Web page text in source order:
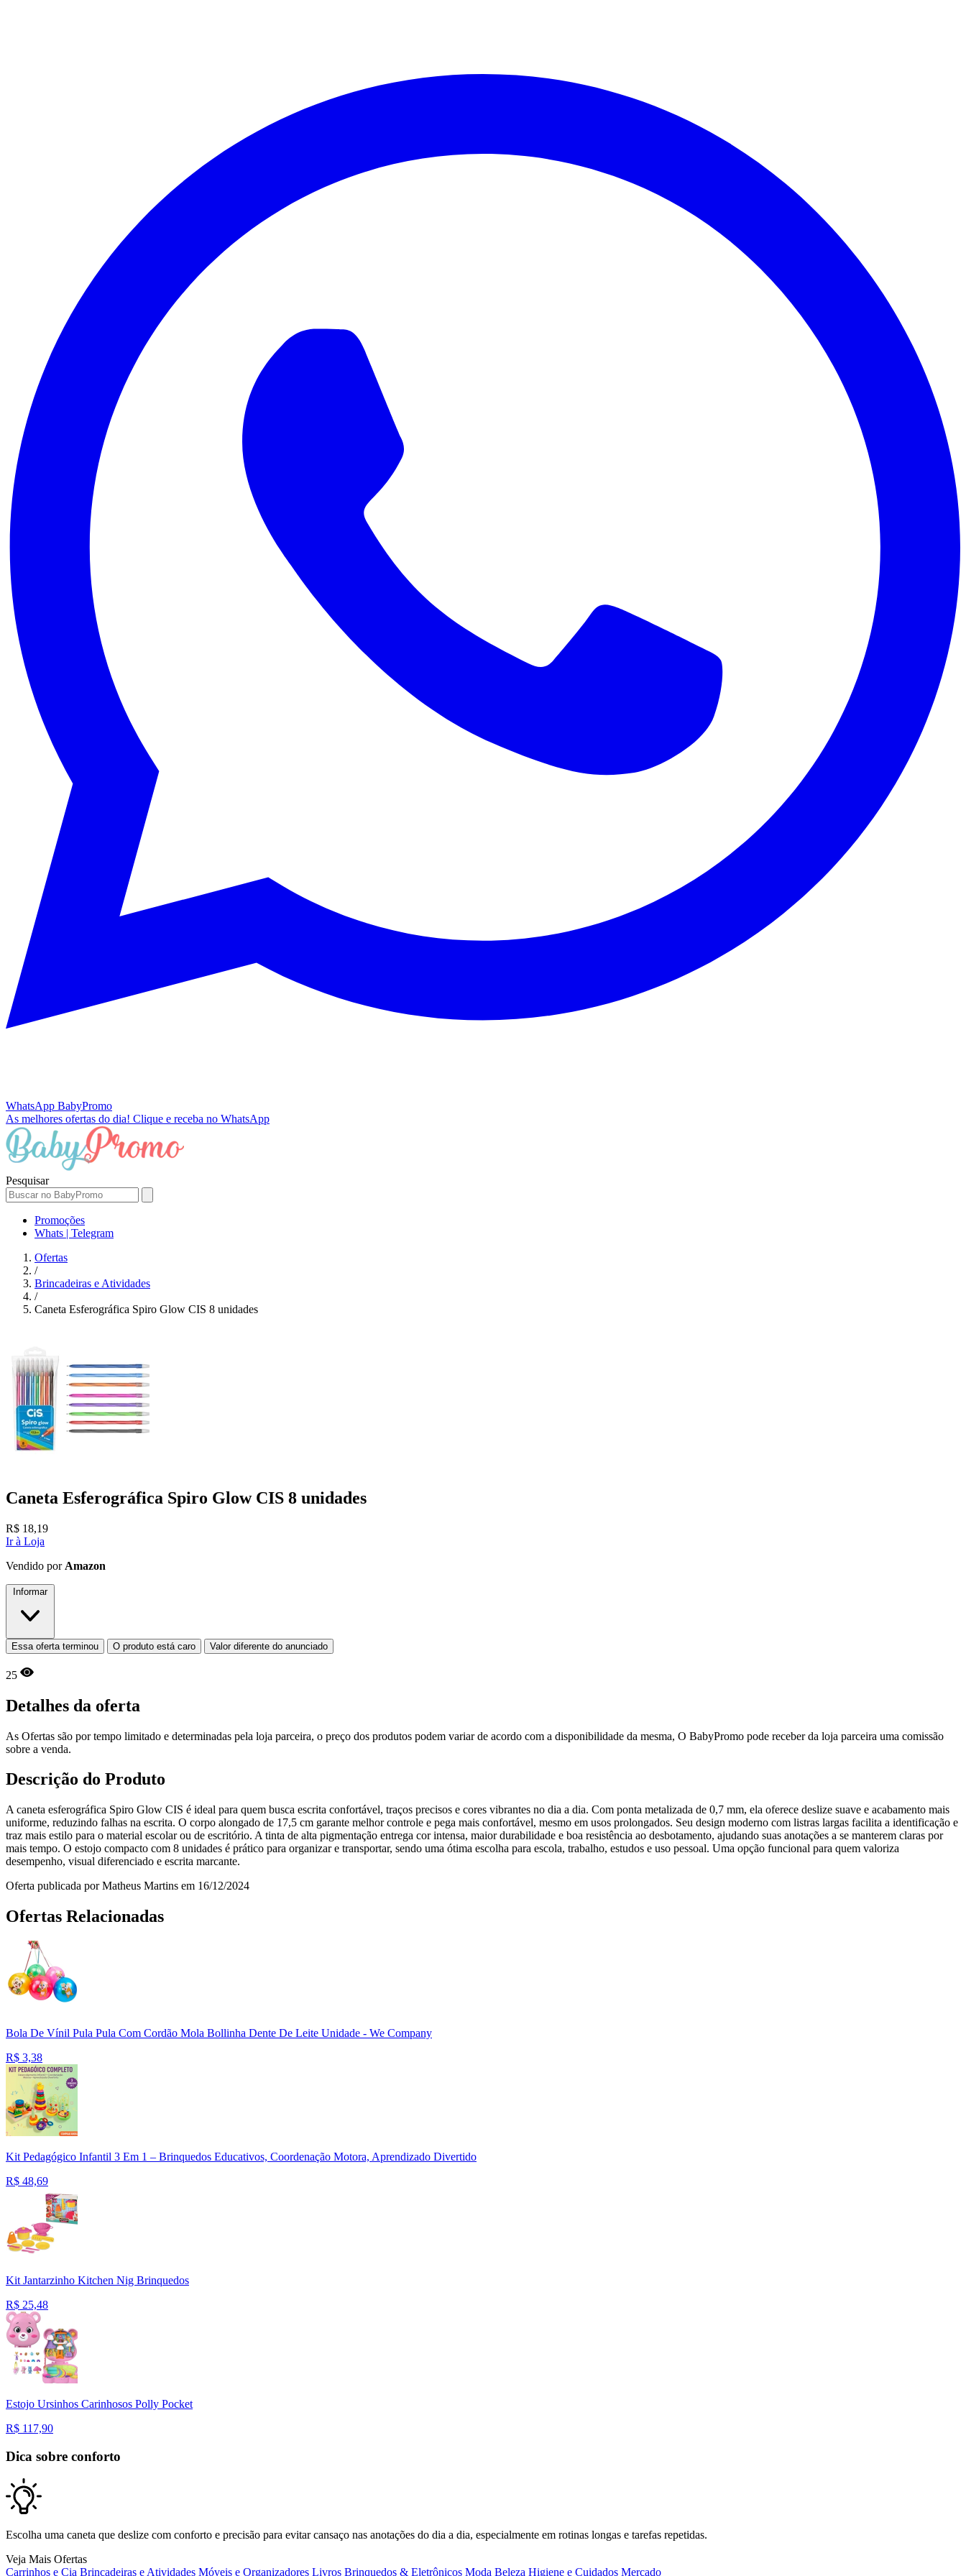
WhatsApp BabyPromo
As melhores ofertas do dia! Clique e receba no WhatsApp
Pesquisar
Promoções
Whats | Telegram
Ofertas
/
Brincadeiras e Atividades
/
Caneta Esferográfica Spiro Glow CIS 8 unidades
Caneta Esferográfica Spiro Glow CIS 8 unidades
R$ 18,19
Ir à Loja
Vendido por Amazon
Informar
Essa oferta terminou O produto está caro Valor diferente do anunciado
25
Detalhes da oferta
As Ofertas são por tempo limitado e determinadas pela loja parceira, o preço dos produtos podem variar de acordo com a disponibilidade da mesma, O BabyPromo pode receber da loja parceira uma comissão
sobre a venda.
Descrição do Produto
A caneta esferográfica Spiro Glow CIS é ideal para quem busca escrita confortável, traços precisos e cores vibrantes no dia a dia. Com ponta metalizada de 0,7 mm, ela oferece deslize suave e acabamento mais
uniforme, reduzindo falhas na escrita. O corpo alongado de 17,5 cm garante melhor controle e pega mais confortável, mesmo em usos prolongados. Seu design moderno com listras largas facilita a identificação e
traz mais estilo para o material escolar ou de escritório. A tinta de alta pigmentação entrega cor intensa, maior durabilidade e boa resistência ao desbotamento, ajudando suas anotações a se manterem claras por
mais tempo. O estojo compacto com 8 unidades é prático para organizar e transportar, sendo uma ótima escolha para escola, trabalho, estudos e uso pessoal. Uma opção funcional para quem valoriza
desempenho, visual diferenciado e escrita marcante.
Oferta publicada por Matheus Martins em 16/12/2024
Ofertas Relacionadas
Bola De Vínil Pula Pula Com Cordão Mola Bollinha Dente De Leite Unidade - We Company
R$ 3,38
Kit Pedagógico Infantil 3 Em 1 – Brinquedos Educativos, Coordenação Motora, Aprendizado Divertido
R$ 48,69
Kit Jantarzinho Kitchen Nig Brinquedos
R$ 25,48
Estojo Ursinhos Carinhosos Polly Pocket
R$ 117,90
Dica sobre conforto
Escolha uma caneta que deslize com conforto e precisão para evitar cansaço nas anotações do dia a dia, especialmente em rotinas longas e tarefas repetidas.
Veja Mais Ofertas
Carrinhos e Cia Brincadeiras e Atividades Móveis e Organizadores Livros Brinquedos & Eletrônicos Moda Beleza Higiene e Cuidados Mercado